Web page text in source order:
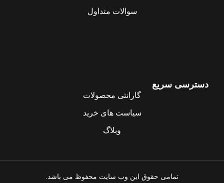
سوالات متداول
دسترسی سریع
گارانتی محصولات
سیاست های خرید
وبلاگ
تمامی حقوق این وب سایت محفوظ می باشد.